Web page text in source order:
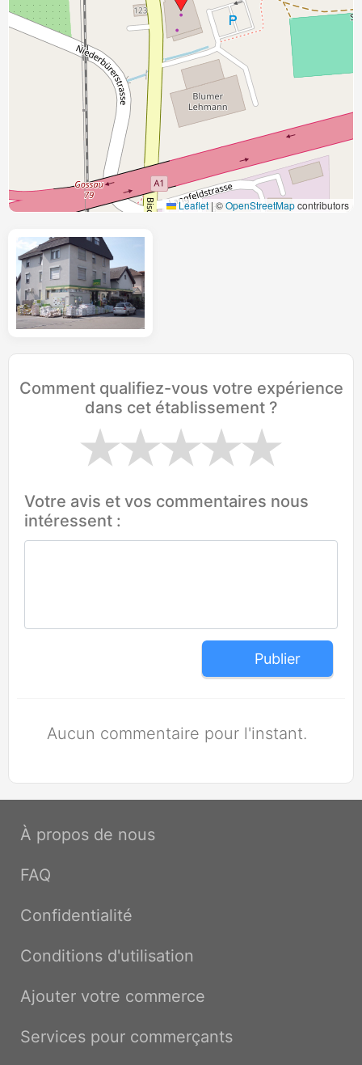
Leaflet | ©OpenStreetMapcontributors
Comment qualifiez-vous votre expérience
dans cet établissement ?
Votre avis et vos commentaires nous
intéressent :
Publier
Aucun commentaire pour l'instant.
À propos de nous
FAQ
Confidentialité
Conditions d'utilisation
Ajouter votre commerce
Services pour commerçants